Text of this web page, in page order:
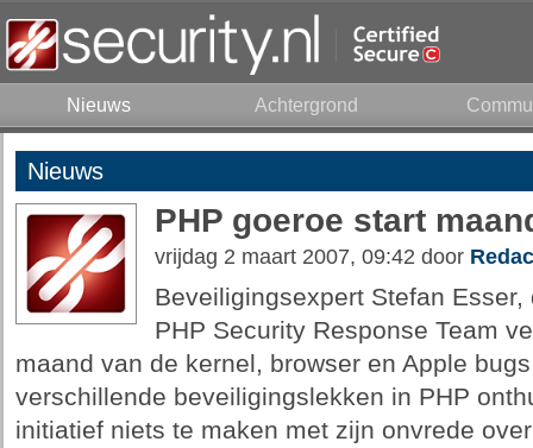
Nieuws Achtergrond
Nieuws
PHP goeroe start
vrijdag 2 maart 2007, 09:42 door
Beveiligingsexpert Stefan
PHP Security Response Team
maand van de kernel, browser en Apple
verschillende beveiligingslekken in PHP
initiatief niets te maken met zijn onvrede